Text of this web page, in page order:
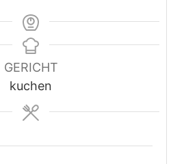
GERICHT
kuchen